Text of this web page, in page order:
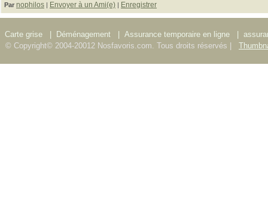
Par nophilos | Envoyer à un Ami(e) | Enregistrer
Carte grise Déménagement Assurance temporaire en ligne
© Copyright© 2004-20012 Nosfavoris.com. Tous droits réservés |